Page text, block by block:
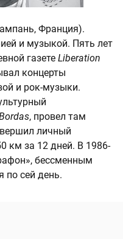
Франция).
и музыкой. Пять лет
газете Liberation
концерты
и рок-музыки.
, провел там
личный
км за 12 дней. В 1986-
бессменным
по сей день.